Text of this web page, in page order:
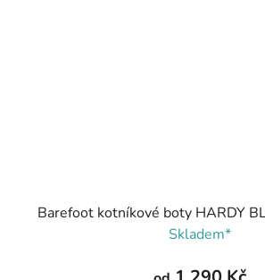
Barefoot kotníkové boty HARDY
Skladem*